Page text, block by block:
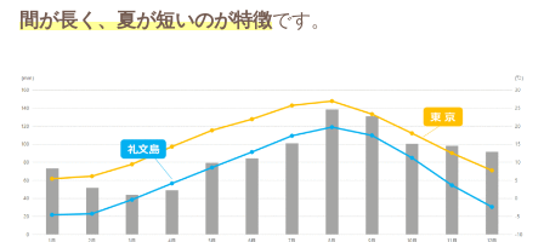
間が長く、夏が短いのが特徴です。